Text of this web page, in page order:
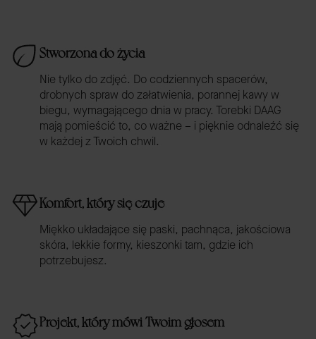
Stworzona do życia
Nie tylko do zdjęć. Do codziennych spacerów,
drobnych spraw do załatwienia, porannej kawy w
biegu, wymagającego dnia w pracy. Torebki DAAG
mają pomieścić to, co ważne – i pięknie odnaleźć się
w każdej z Twoich chwil.
Komfort, który się czuje
Miękko układające się paski, pachnąca, jakościowa
skóra, lekkie formy, kieszonki tam, gdzie ich
potrzebujesz.
Projekt, który mówi Twoim głosem